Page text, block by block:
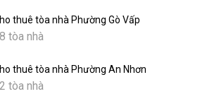
thuê tòa nhà Phường Gò Vấp
tòa nhà
thuê tòa nhà Phường An Nhơn
tòa nhà